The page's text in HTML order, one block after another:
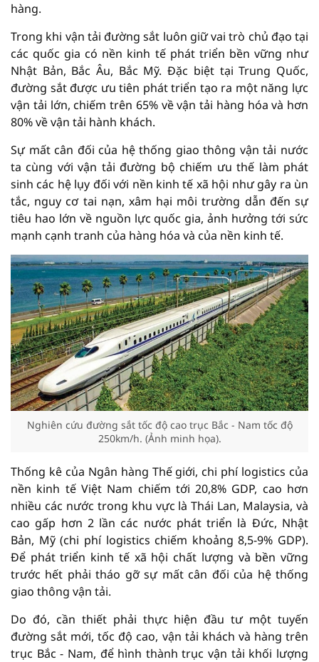
hàng.
Trong khi vận tải đường sắt luôn giữ vai trò chủ đạo tại
các quốc gia có nền kinh tế phát triển bền vững như
Nhật Bản, Bắc Âu, Bắc Mỹ. Đặc biệt tại Trung Quốc,
đường sắt được ưu tiên phát triển tạo ra một năng lực
vận tải lớn, chiếm trên 65% về vận tải hàng hóa và hơn
80% về vận tải hành khách.
Sự mất cân đối của hệ thống giao thông vận tải nước
ta cùng với vận tải đường bộ chiếm ưu thế làm phát
sinh các hệ lụy đối với nền kinh tế xã hội như gây ra ùn
tắc, nguy cơ tai nạn, xâm hại môi trường dẫn đến sự
tiêu hao lớn về nguồn lực quốc gia, ảnh hưởng tới sức
mạnh cạnh tranh của hàng hóa và của nền kinh tế.
Nghiên cứu đường sắt tốc độ cao trục Bắc - Nam tốc độ
250km/h. (Ảnh minh họa).
Thống kê của Ngân hàng Thế giới, chi phí logistics của
nền kinh tế Việt Nam chiếm tới 20,8% GDP, cao hơn
nhiều các nước trong khu vực là Thái Lan, Malaysia, và
cao gấp hơn 2 lần các nước phát triển là Đức, Nhật
Bản, Mỹ (chi phí logistics chiếm khoảng 8,5-9% GDP).
Để phát triển kinh tế xã hội chất lượng và bền vững
trước hết phải tháo gỡ sự mất cân đối của hệ thống
giao thông vận tải.
Do đó, cần thiết phải thực hiện đầu tư một tuyến
đường sắt mới, tốc độ cao, vận tải khách và hàng trên
trục Bắc - Nam, để hình thành trục vận tải khối lượng